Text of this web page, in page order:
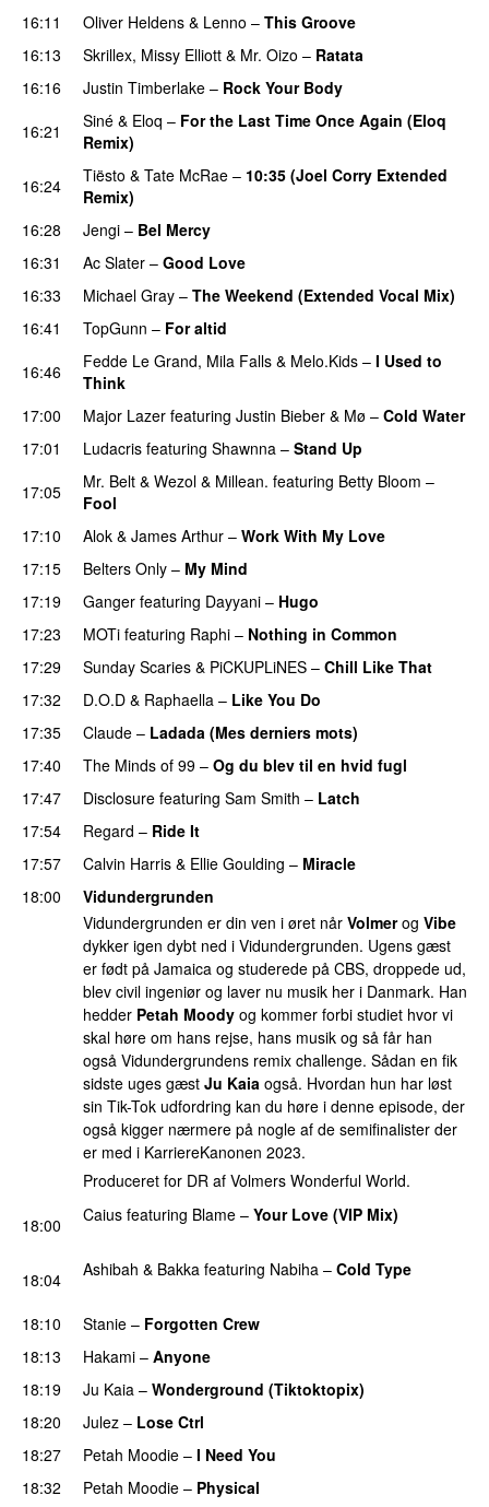
16:11 Oliver Heldens & Lenno – This Groove
16:13
Skrillex, Missy Elliott & Mr. Oizo – Ratata
16:16
Justin Timberlake – Rock Your Body
16:21
Siné & Eloq – For the Last Time Once Again (Eloq
Remix)
16:24
Tiësto & Tate McRae – 10:35 (Joel Corry Extended
Remix)
16:28
Jengi – Bel Mercy
16:31
Ac Slater – Good Love
16:33 Michael Gray – The Weekend (Extended Vocal Mix)
16:41
TopGunn – For altid
16:46
Fedde Le Grand, Mila Falls & Melo.Kids – I Used to
Think
17:00
Major Lazer featuring Justin Bieber & Mø – Cold Water
17:01
Ludacris featuring Shawnna – Stand Up
17:05
Mr. Belt & Wezol & Millean. featuring Betty Bloom –
Fool
17:10
Alok & James Arthur – Work With My Love
17:15
Belters Only – My Mind
17:19 Ganger featuring Dayyani – Hugo
17:23
MOTi featuring Raphi – Nothing in Common
17:29
Sunday Scaries & PiCKUPLiNES – Chill Like That
17:32
D.O.D & Raphaella – Like You Do
17:35
Claude – Ladada (Mes derniers mots)
17:40 The Minds of 99 – Og du blev til en hvid fugl
17:47
Disclosure featuring Sam Smith – Latch
17:54
Regard – Ride It
17:57
Calvin Harris & Ellie Goulding – Miracle
18:00
Vidundergrunden
Vidundergrunden er din ven i øret når Volmerog Vibe
dykker igen dybt ned i Vidundergrunden. Ugens gæst
er født på Jamaica og studerede på CBS, droppede ud,
blev civil ingeniør og laver nu musik her i Danmark. Han
hedder Petah Moody og kommer forbi studiet hvor vi
skal høre om hans rejse, hans musik og så får han
også Vidundergrundens remix challenge. Sådan en fik
sidste uges gæst Ju Kaia også. Hvordan hun har løst
sin Tik-Tok udfordring kan du høre i denne episode, der
også kigger nærmere på nogle af de semifinalister der
er med i KarriereKanonen 2023.
Produceret for DR af Volmers Wonderful World.
18:00 Caius featuring Blame – Your Love (VIP Mix)
18:04 Ashibah & Bakka featuring Nabiha – Cold Type
18:10 Stanie – Forgotten Crew
18:13 Hakami – Anyone
18:19 Ju Kaia – Wonderground (Tiktoktopix)
18:20 Julez – Lose Ctrl
18:27
Petah Moodie – I Need You
18:32
Petah Moodie – Physical